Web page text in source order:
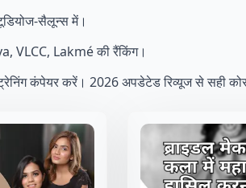
सैलून्स में।
VLCC, Lakmé की रैंकिंग।
ट्रेनिंग कंपेयर करें। 2026 अपडेटेड रिव्यूज से सही